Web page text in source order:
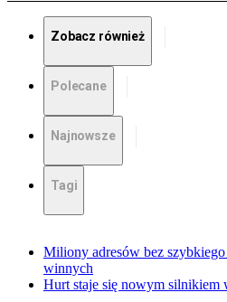
Zobacz również
Polecane
Najnowsze
Tagi
Miliony adresów bez
winnych
Hurt staje się nowym silnikiem